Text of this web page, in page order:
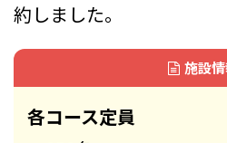
約しました。
施設
各コース定員